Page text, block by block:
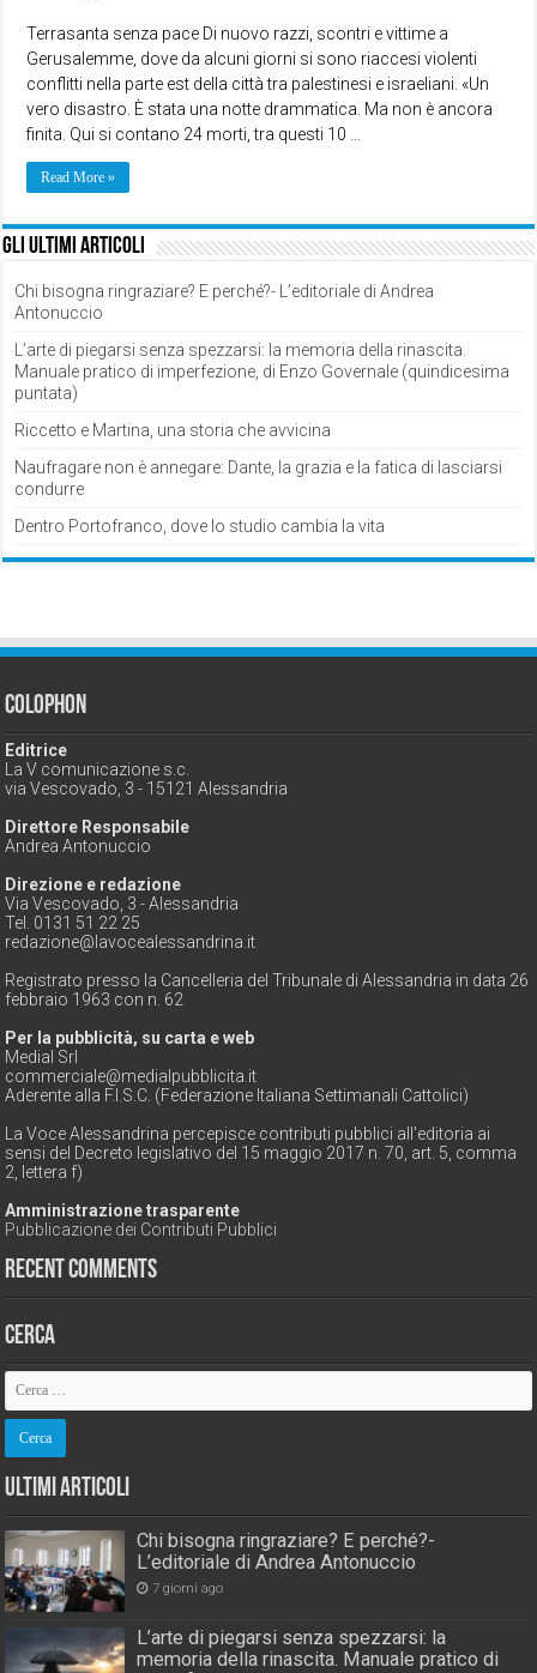
Terrasanta senza pace Di nuovo razzi, scontri e vittime a
Gerusalemme, dove da alcuni giorni si sono riaccesi violenti
conflitti nella parte est della città tra palestinesi e israeliani. «Un
vero disastro. È stata una notte drammatica. Ma non è ancora
finita. Qui si contano 24 morti, tra questi 10 …
Read More »
Gli ultimi articoli
Chi bisogna ringraziare? E perché?- L’editoriale di Andrea
Antonuccio
L’arte di piegarsi senza spezzarsi: la memoria della rinascita.
Manuale pratico di imperfezione, di Enzo Governale (quindicesima
puntata)
Riccetto e Martina, una storia che avvicina
Naufragare non è annegare: Dante, la grazia e la fatica di lasciarsi
condurre
Dentro Portofranco, dove lo studio cambia la vita
Colophon
Editrice
La V comunicazione s.c.
via Vescovado, 3 - 15121 Alessandria
Direttore Responsabile
Andrea Antonuccio
Direzione e redazione
Via Vescovado, 3 - Alessandria
Tel. 0131 51 22 25
redazione@lavocealessandrina.it
Registrato presso la Cancelleria del Tribunale di Alessandria in data 26
febbraio 1963 con n. 62
Per la pubblicità, su carta e web
Medial Srl
commerciale@medialpubblicita.it
Aderente alla F.I.S.C. (Federazione Italiana Settimanali Cattolici)
La Voce Alessandrina percepisce contributi pubblici all'editoria ai
sensi del Decreto legislativo del 15 maggio 2017 n. 70, art. 5, comma
2, lettera f)
Amministrazione trasparente
Pubblicazione dei Contributi Pubblici
Recent Comments
Cerca
Ultimi Articoli
Chi bisogna ringraziare? E perché?-
L’editoriale di Andrea Antonuccio
7 giorni ago
L’arte di piegarsi senza spezzarsi: la
memoria della rinascita. Manuale pratico di